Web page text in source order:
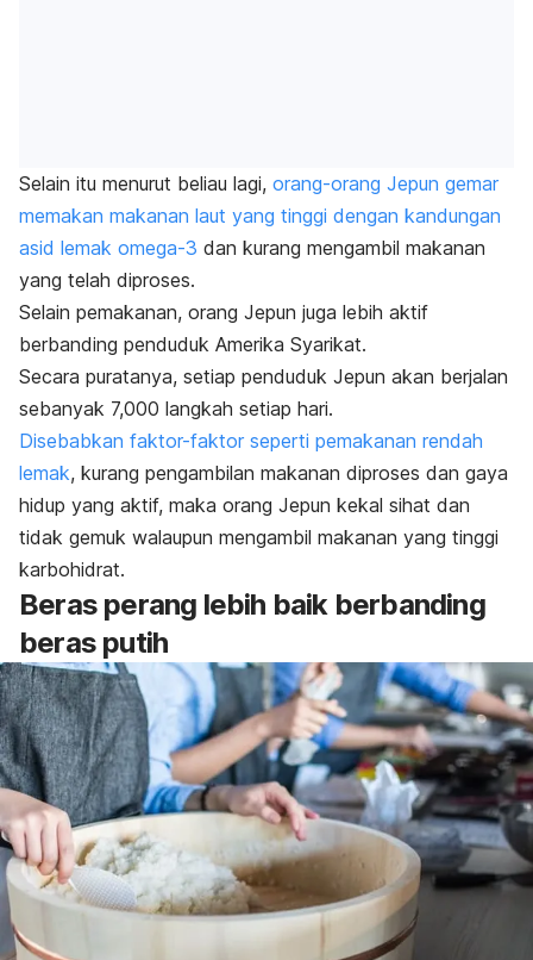
Selain itu menurut beliau lagi, orang-orang Jepun gemar
memakan makanan laut yang tinggi dengan kandungan
asid lemak omega-3 dan kurang mengambil makanan
yang telah diproses.
Selain pemakanan, orang Jepun juga lebih aktif
berbanding penduduk Amerika Syarikat.
Secara puratanya, setiap penduduk Jepun akan berjalan
sebanyak 7,000 langkah setiap hari.
Disebabkan faktor-faktor seperti pemakanan rendah
lemak, kurang pengambilan makanan diproses dan gaya
hidup yang aktif, maka orang Jepun kekal sihat dan
tidak gemuk walaupun mengambil makanan yang tinggi
karbohidrat.
Beras perang lebih baik berbanding
beras putih